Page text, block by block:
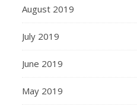
August 2019
July 2019
June 2019
May 2019